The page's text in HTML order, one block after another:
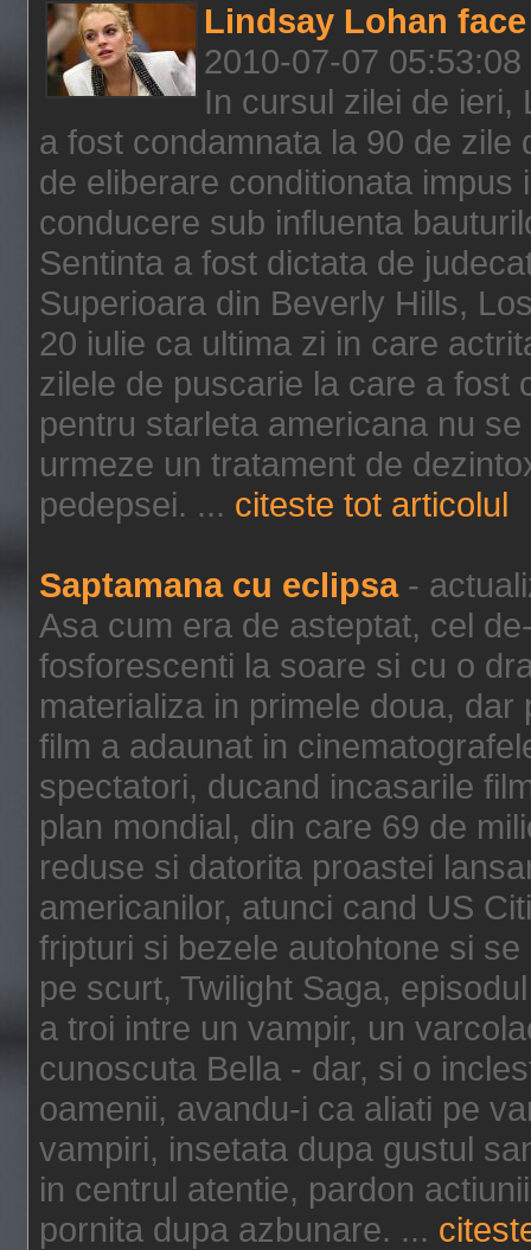
Lindsay Lohan
2010-07-07 05:53:08
In cursul zilei de ieri,
a fost condamnata la 90 de
de eliberare conditionata
conducere sub influenta
Sentinta a fost dictata de
Superioara din Beverly Hills,
20 iulie ca ultima zi in care
zilele de puscarie la care a fost
pentru starleta americana nu
urmeze un tratament de
pedepsei. ... citeste tot articolul
Saptamana cu eclipsa-
Asa cum era de asteptat, cel
fosforescenti la soare si cu o
materializa in primele doua,
film a adaunat in
spectatori, ducand incasarile
plan mondial, din care 69 de
reduse si datorita proastei
americanilor, atunci cand US
fripturi si bezele autohtone si
pe scurt, Twilight Saga,
a troi intre un vampir, un
cunoscuta Bella - dar, si o
oamenii, avandu-i ca aliati pe
vampiri, insetata dupa gustul
in centrul atentie, pardon
pornita dupa azbunare. ...